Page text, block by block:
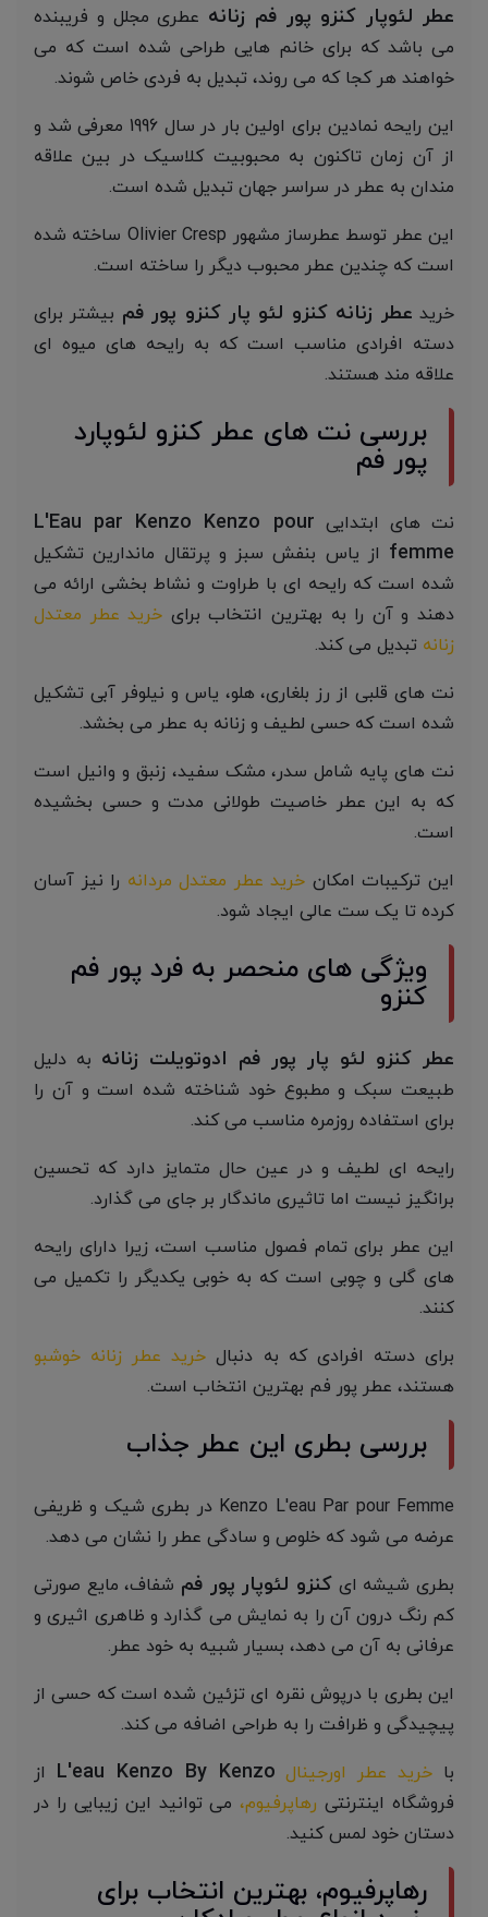
عطر لئوپار کنزو پور فم زنانه عطری مجلل و فریبنده
می باشد که برای خانم هایی طراحی شده است که می
خواهند هر کجا که می روند، تبدیل به فردی خاص شوند.
این رایحه نمادین برای اولین بار در سال 1996 معرفی شد و
از آن زمان تاکنون به محبوبیت کلاسیک در بین علاقه
مندان به عطر در سراسر جهان تبدیل شده است.
این عطر توسط عطرساز مشهور Olivier Cresp ساخته شده
است که چندین عطر محبوب دیگر را ساخته است.
خرید عطر زنانه کنزو لئو پار کنزو پور فم بیشتر برای
دسته افرادی مناسب است که به رایحه های میوه ای
علاقه مند هستند.
بررسی نت های عطر کنزو لئوپارد
پور فم
نت های ابتدایی L'Eau par Kenzo Kenzo pour
femme از یاس بنفش سبز و پرتقال ماندارین تشکیل
شده است که رایحه ای با طراوت و نشاط بخشی ارائه می
دهند و آن را به بهترین انتخاب برای خرید عطر معتدل
زنانه تبدیل می کند.
نت های قلبی از رز بلغاری، هلو، یاس و نیلوفر آبی تشکیل
شده است که حسی لطیف و زنانه به عطر می بخشد.
نت های پایه شامل سدر، مشک سفید، زنبق و وانیل است
که به این عطر خاصیت طولانی مدت و حسی بخشیده
است.
این ترکیبات امکان خرید عطر معتدل مردانه را نیز آسان
کرده تا یک ست عالی ایجاد شود.
ویژگی های منحصر به فرد پور فم
کنزو
عطر کنزو لئو پار پور فم ادوتویلت زنانه به دلیل
طبیعت سبک و مطبوع خود شناخته شده است و آن را
برای استفاده روزمره مناسب می کند.
رایحه ای لطیف و در عین حال متمایز دارد که تحسین
برانگیز نیست اما تاثیری ماندگار بر جای می گذارد.
این عطر برای تمام فصول مناسب است، زیرا دارای رایحه
های گلی و چوبی است که به خوبی یکدیگر را تکمیل می
کنند.
برای دسته افرادی که به دنبال خرید عطر زنانه خوشبو
هستند، عطر پور فم بهترین انتخاب است.
بررسی بطری این عطر جذاب
Kenzo L'eau Par pour Femme در بطری شیک و ظریفی
عرضه می شود که خلوص و سادگی عطر را نشان می دهد.
بطری شیشه ‌ای کنزو لئوپار پور فم شفاف، مایع صورتی
کم ‌رنگ درون آن را به نمایش می ‌گذارد و ظاهری اثیری و
عرفانی به آن می ‌دهد، بسیار شبیه به خود عطر.
این بطری با درپوش نقره ‌ای تزئین شده است که حسی از
پیچیدگی و ظرافت را به طراحی اضافه می ‌کند.
با خرید عطر اورجینال L'eau Kenzo By Kenzo از
فروشگاه اینترنتی رهاپرفیوم،می توانید این زیبایی را در
دستان خود لمس کنید.
رهاپرفیوم، بهترین انتخاب برای